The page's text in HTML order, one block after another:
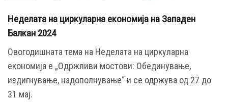
Неделата на циркуларна економија на Западен
Балкан 2024
Овогодишната тема на Неделата на циркуларна
економија е „Одржливи мостови: Обединување,
издигнување, надополнување“ и се одржува од 27 до
31 мај.